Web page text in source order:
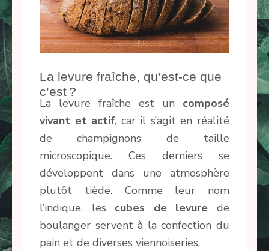
La levure fraîche, qu’est-ce que
c’est ?
La levure fraîche est un composé
vivant et actif, car il s’agit en réalité
de champignons de taille
microscopique. Ces derniers se
développent dans une atmosphère
plutôt tiède. Comme leur nom
l’indique, les cubes de levure de
boulanger servent à la confection du
pain et de diverses viennoiseries.